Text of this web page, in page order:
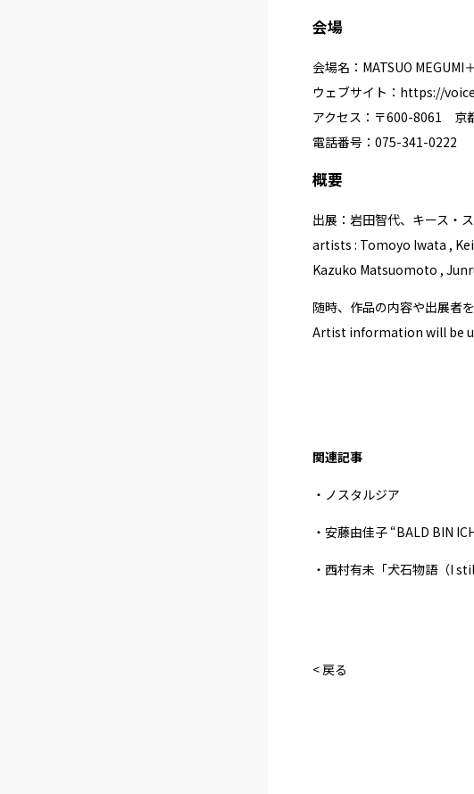
会場
会場名：MATSUO MEGUMI
ウェブサイト： https://
アクセス：〒600-8061 京
電話番号：075-341-0222
概要
出展：岩田智代、キース・
artists : Tomoyo Iwata ,
Kazuko Matsuomoto ,
随時、作品の内容や出展者
Artist information will be
関連記事
・ノスタルジア
・安藤由佳子 “BALD BIN
・西村有未「犬石物語（I
< 戻る